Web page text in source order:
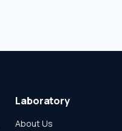
Laboratory
About Us